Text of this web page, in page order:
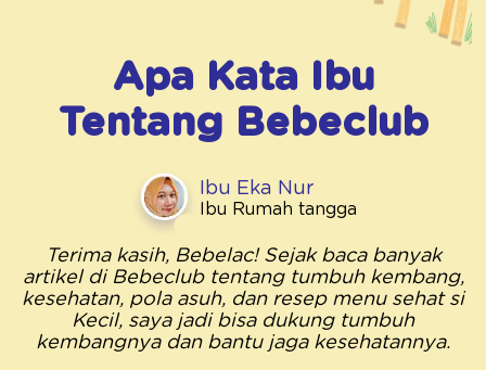
Apa Kata Ibu
Tentang Bebeclub
Ibu Eka Nur
Ibu Rumah tangga
Terima kasih, Bebelac! Sejak baca banyak
artikel di Bebeclub tentang tumbuh kembang,
kesehatan, pola asuh, dan resep menu sehat si
Kecil, saya jadi bisa dukung tumbuh
kembangnya dan bantu jaga kesehatannya.